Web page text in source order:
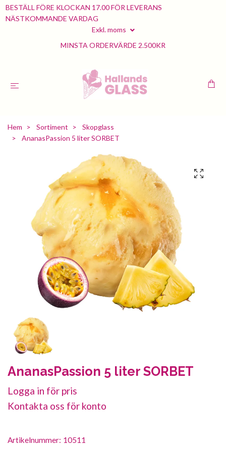
BESTÄLL FÖRE KLOCKAN 17.00 FÖR LEVERANS
NÄSTKOMMANDE VARDAG
Exkl. moms
MINSTA ORDERVÄRDE 2.500KR
Hem Sortiment
Skopglass
AnanasPassion 5 liter SORBET
AnanasPassion 5 liter SORBET
Logga in för pris
Kontakta oss för konto
Artikelnummer: 10511